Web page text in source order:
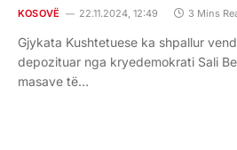
KOSOVË 22.11.2024, 12:49 3 Mins
Gjykata Kushtetuese ka shpallur
depozituar nga kryedemokrati Sali
masave të…